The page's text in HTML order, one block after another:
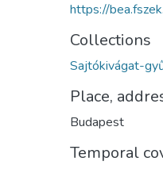
https://
Collections
Sajtókivágat-
Place,
Budapest
Temporal